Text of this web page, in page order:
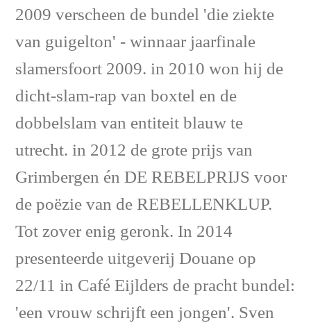
2009 verscheen de bundel 'die ziekte
van guigelton' - winnaar jaarfinale
slamersfoort 2009. in 2010 won hij de
dicht-slam-rap van boxtel en de
dobbelslam van entiteit blauw te
utrecht. in 2012 de grote prijs van
Grimbergen én DE REBELPRIJS voor
de poëzie van de REBELLENKLUP.
Tot zover enig geronk. In 2014
presenteerde uitgeverij Douane op
22/11 in Café Eijlders de pracht bundel:
'een vrouw schrijft een jongen'. Sven